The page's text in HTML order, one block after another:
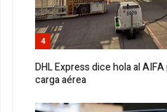
4
DHL Express dice hola al
carga aérea